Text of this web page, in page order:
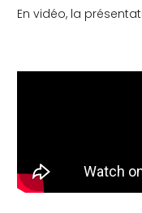
En vidéo, la